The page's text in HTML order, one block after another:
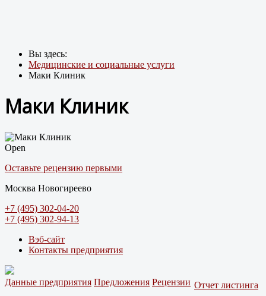
Вы здесь:
Медицинские и социальные услуги
Маки Клиник
Маки Клиник
Open
Оставьте рецензию первыми
Москва Новогиреево
+7 (495) 302-04-20
+7 (495) 302-94-13
Вэб-сайт
Контакты предприятия
Данные предприятия Предложения Рецензии Отчет листинга